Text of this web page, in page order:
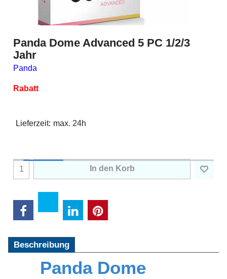
Panda Dome Advanced 5 PC 1/2/3
Jahr
Panda
Rabatt
Lieferzeit: max. 24h
In den Korb
Beschreibung
Panda Dome